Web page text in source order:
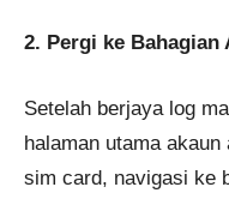
2. Pergi ke Bahagian
Setelah berjaya log
halaman utama
sim card, navigasi ke